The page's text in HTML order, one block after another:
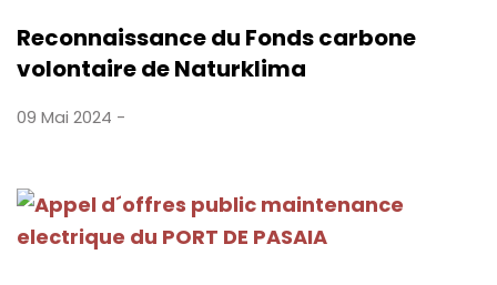
Reconnaissance du Fonds carbone
volontaire de Naturklima
09 Mai 2024 -